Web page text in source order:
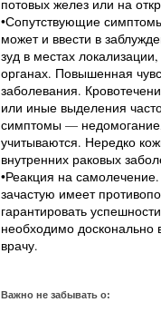
потовых желез или на
•Сопутствующие
может и ввести в
зуд в местах
органах. Повышенная
заболевания.
или иные выделения
симптомы — недомогание,
учитываются. Нередко
внутренних раковых
•Реакция на
зачастую имеет
гарантировать
необходимо
врачу.
Важно не забывать о: